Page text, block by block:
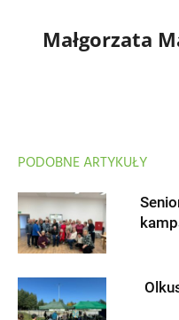
Małgorzata
PODOBNE ARTYKUŁY